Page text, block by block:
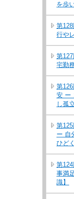
を歩
第
行や
第
宅勤
第
安 ー
し孤
第
ー 自
ひど
第
事満
識】